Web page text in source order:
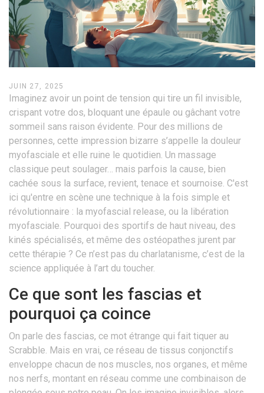
JUIN 27, 2025
Imaginez avoir un point de tension qui tire un fil invisible,
crispant votre dos, bloquant une épaule ou gâchant votre
sommeil sans raison évidente. Pour des millions de
personnes, cette impression bizarre s’appelle la douleur
myofasciale et elle ruine le quotidien. Un massage
classique peut soulager… mais parfois la cause, bien
cachée sous la surface, revient, tenace et sournoise. C'est
ici qu'entre en scène une technique à la fois simple et
révolutionnaire : la myofascial release, ou la libération
myofasciale. Pourquoi des sportifs de haut niveau, des
kinés spécialisés, et même des ostéopathes jurent par
cette thérapie ? Ce n’est pas du charlatanisme, c’est de la
science appliquée à l’art du toucher.
Ce que sont les fascias et
pourquoi ça coince
On parle des fascias, ce mot étrange qui fait tiquer au
Scrabble. Mais en vrai, ce réseau de tissus conjonctifs
enveloppe chacun de nos muscles, nos organes, et même
nos nerfs, montant en réseau comme une combinaison de